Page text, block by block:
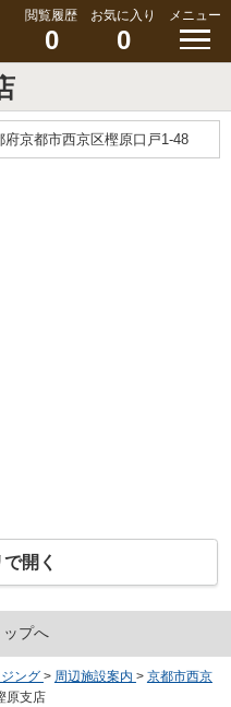
閲覧履歴
0
お気に入り
0
メニュー
府京都市西京区樫原口戸1-48
開く
プへ
ング > 周辺施設案内 > 京都市西京
原支店